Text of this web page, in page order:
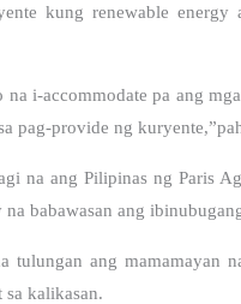
kung renewable
i-accommodate pa ang
pag-provide ng
na ang Pilipinas ng Paris
babawasan ang
ang mamamayan
sa kalikasan.